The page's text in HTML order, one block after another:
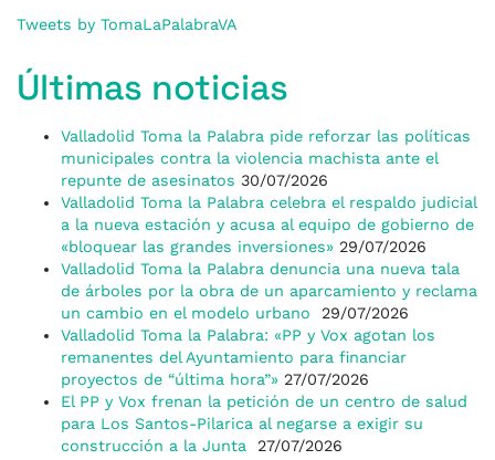
Tweets by TomaLaPalabraVA
Últimas noticias
Valladolid Toma la Palabra pide reforzar las políticas
municipales contra la violencia machista ante el
repunte de asesinatos 30/07/2026
Valladolid Toma la Palabra celebra el respaldo judicial
a la nueva estación y acusa al equipo de gobierno de
«bloquear las grandes inversiones» 29/07/2026
Valladolid Toma la Palabra denuncia una nueva tala
de árboles por la obra de un aparcamiento y reclama
un cambio en el modelo urbano
29/07/2026
Valladolid Toma la Palabra: «PP y Vox agotan los
remanentes del Ayuntamiento para financiar
proyectos de “última hora”» 27/07/2026
El PP y Vox frenan la petición de un centro de salud
para Los Santos-Pilarica al negarse a exigir su
construcción a la Junta
27/07/2026